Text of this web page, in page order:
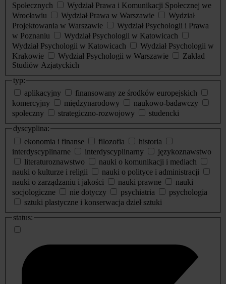
Społecznych
Wydział Prawa i Komunikacji Społecznej we
Wrocławiu
Wydział Prawa w Warszawie
Wydział
Projektowania w Warszawie
Wydział Psychologii i Prawa
w Poznaniu
Wydział Psychologii w Katowicach
Wydział Psychologii w Katowicach
Wydział Psychologii w
Krakowie
Wydział Psychologii w Warszawie
Zakład
Studiów Azjatyckich
typ:
aplikacyjny
finansowany ze środków europejskich
komercyjny
międzynarodowy
naukowo-badawczy
społeczny
strategiczno-rozwojowy
studencki
dyscyplina:
ekonomia i finanse
filozofia
historia
interdyscyplinarne
interdyscyplinarny
językoznawstwo
literaturoznawstwo
nauki o komunikacji i mediach
nauki o kulturze i religii
nauki o polityce i administracji
nauki o zarządzaniu i jakości
nauki prawne
nauki
socjologiczne
nie dotyczy psychiatria
psychologia
sztuki plastyczne i konserwacja dzieł sztuki
status: